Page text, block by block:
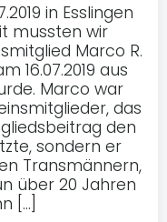
in Esslingen
mussten wir
Marco R.
16.07.2019 aus
Marco war
das
den
sondern er
Transmännern,
über 20 Jahren
[…]